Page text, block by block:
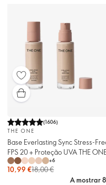
(1606)
THE ONE
Base Everlasting Sync Stress-
FPS 20 + Proteção UVA THE
+6
10,99 €18,00 €
A mostrar